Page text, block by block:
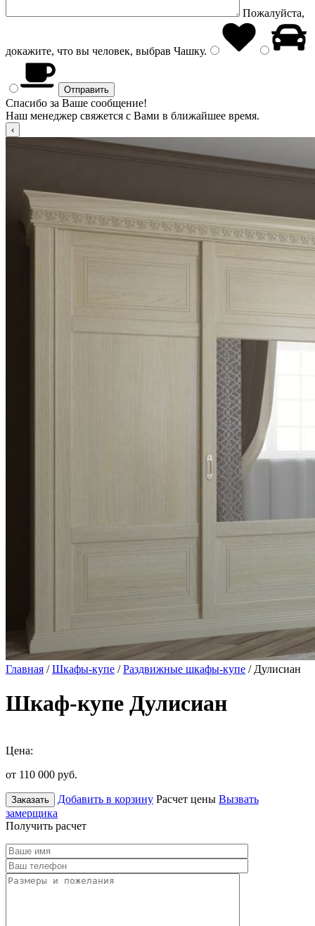
Пожалуйста,
докажите, что вы человек, выбрав Чашку.
Спасибо за Ваше сообщение!
Наш менеджер свяжется с Вами в ближайшее время.
Главная /Шкафы-купе /Раздвижные шкафы-купе / Дулисиан
Шкаф-купе Дулисиан
Цена:
от 110 000 руб.
Заказать Добавить в корзину Расчет цены Вызвать
замерщика
Получить расчет